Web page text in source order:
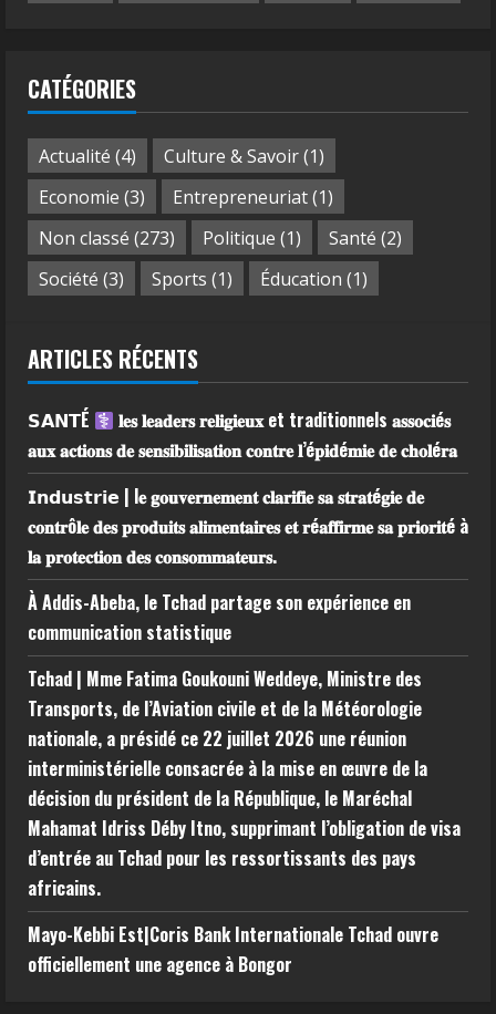
CATÉGORIES
Actualité (4) Culture & Savoir(1)
Economie (3) Entrepreneuriat(1)
Non classé (273) Politique (1) Santé (2)
Société (3) Sports (1) Éducation (1)
ARTICLES RÉCENTS
𝗦𝗔𝗡𝗧É
𝐥𝐞𝐬 𝐥𝐞𝐚𝐝𝐞𝐫𝐬 𝐫𝐞𝐥𝐢𝐠𝐢𝐞𝐮𝐱 et traditionnels 𝐚𝐬𝐬𝐨𝐜𝐢é𝐬
𝐚𝐮𝐱 𝐚𝐜𝐭𝐢𝐨𝐧𝐬 𝐝𝐞 𝐬𝐞𝐧𝐬𝐢𝐛𝐢𝐥𝐢𝐬𝐚𝐭𝐢𝐨𝐧 𝐜𝐨𝐧𝐭𝐫𝐞 𝐥’é𝐩𝐢𝐝é𝐦𝐢𝐞 𝐝𝐞 𝐜𝐡𝐨𝐥é𝐫𝐚
𝗜𝗻𝗱𝘂𝘀𝘁𝗿𝗶𝗲 | l𝐞 𝐠𝐨𝐮𝐯𝐞𝐫𝐧𝐞𝐦𝐞𝐧𝐭 𝐜𝐥𝐚𝐫𝐢𝐟𝐢𝐞 𝐬𝐚 𝐬𝐭𝐫𝐚𝐭é𝐠𝐢𝐞 𝐝𝐞
𝐜𝐨𝐧𝐭𝐫ô𝐥𝐞 𝐝𝐞𝐬 𝐩𝐫𝐨𝐝𝐮𝐢𝐭𝐬 𝐚𝐥𝐢𝐦𝐞𝐧𝐭𝐚𝐢𝐫𝐞𝐬 𝐞𝐭 𝐫é𝐚𝐟𝐟𝐢𝐫𝐦𝐞 𝐬𝐚 𝐩𝐫𝐢𝐨𝐫𝐢𝐭é à
𝐥𝐚 𝐩𝐫𝐨𝐭𝐞𝐜𝐭𝐢𝐨𝐧 𝐝𝐞𝐬 𝐜𝐨𝐧𝐬𝐨𝐦𝐦𝐚𝐭𝐞𝐮𝐫𝐬.
À Addis-Abeba, le Tchad partage son expérience en
communication statistique
Tchad | Mme Fatima Goukouni Weddeye, Ministre des
Transports, de l’Aviation civile et de la Météorologie
nationale, a présidé ce 22 juillet 2026 une réunion
interministérielle consacrée à la mise en œuvre de la
décision du président de la République, le Maréchal
Mahamat Idriss Déby Itno, supprimant l’obligation de visa
d’entrée au Tchad pour les ressortissants des pays
africains.
Mayo-Kebbi Est|Coris Bank Internationale Tchad ouvre
officiellement une agence à Bongor